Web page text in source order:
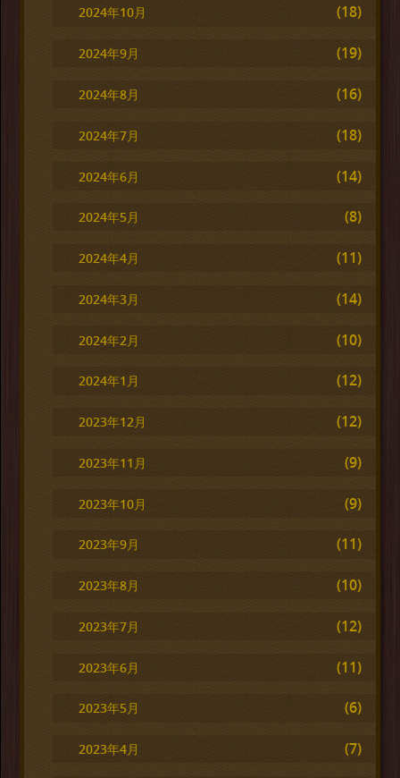
2024年10月 (18)
2024年9月 (19)
2024年8月 (16)
2024年7月 (18)
2024年6月 (14)
2024年5月 (8)
2024年4月 (11)
2024年3月 (14)
2024年2月 (10)
2024年1月 (12)
2023年12月 (12)
2023年11月 (9)
2023年10月 (9)
2023年9月 (11)
2023年8月 (10)
2023年7月 (12)
2023年6月 (11)
2023年5月 (6)
2023年4月 (7)